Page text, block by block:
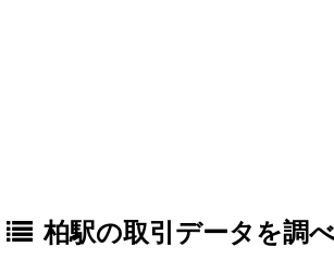
柏駅の取引データを調